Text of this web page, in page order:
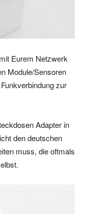
Eurem Netzwerk
Module/Sensoren
zur
Adapter in
den deutschen
muss, die oftmals